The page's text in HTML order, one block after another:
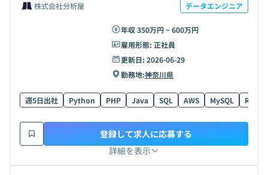
株式会社分析屋 データエンジニア
年収 350万円 ~ 600万円
雇用形態: 正社員
更新日: 2026-06-29
勤務地:神奈川県
週5日出社 Python PHP Java SQL AWS MySQL R
詳細を表示
登録して求人に応募する